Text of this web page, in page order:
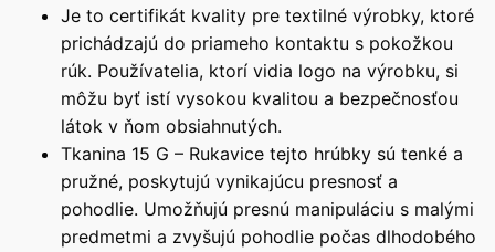
Je to certifikát kvality pre textilné výrobky, ktoré
prichádzajú do priameho kontaktu s pokožkou
rúk. Používatelia, ktorí vidia logo na výrobku, si
môžu byť istí vysokou kvalitou a bezpečnosťou
látok v ňom obsiahnutých.
Tkanina 15 G – Rukavice tejto hrúbky sú tenké a
pružné, poskytujú vynikajúcu presnosť a
pohodlie. Umožňujú presnú manipuláciu s malými
predmetmi a zvyšujú pohodlie počas dlhodobého